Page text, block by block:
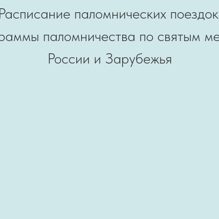
паломнических
паломничества по святым
России и Зарубежья